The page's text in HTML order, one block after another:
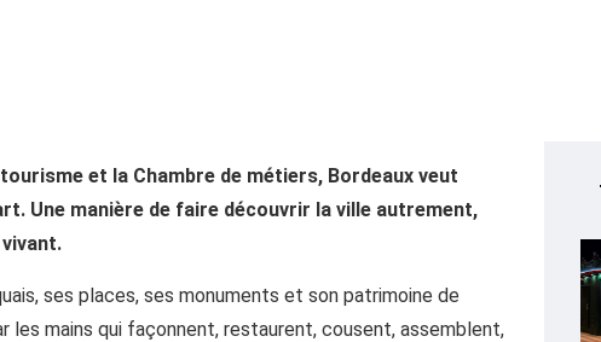
et la Chambre de métiers, Bordeaux veut
Une manière de faire découvrir la ville autrement,
ses places, ses monuments et son patrimoine de
les mains qui façonnent, restaurent, cousent, assemblent,